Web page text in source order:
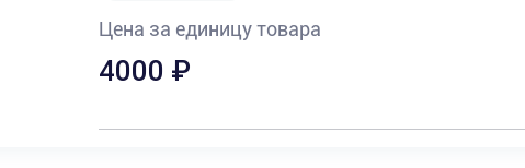
Цена за единицу товара
4000 ₽